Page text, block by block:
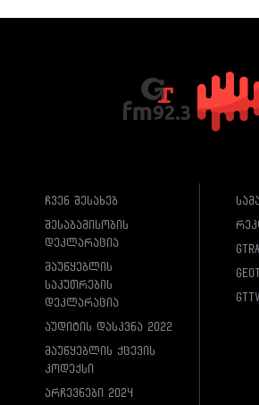
ჩვენ შესახებ
შესაბამისობის
დეკლარაცია
მაუწყებლის
საკუთრების
დეკლარაცია
აუდიტის დასკვნა 2022
მაუწყებლის ქცევის
კოდექსი
არჩევნები 2024